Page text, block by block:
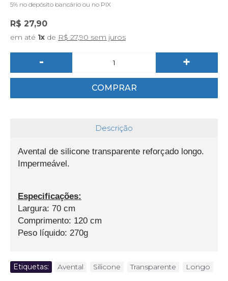
5% no depósito bancário ou no PIX
R$ 27,90
em até 1x de R$ 27,90 sem juros
- +
COMPRAR
Descrição
Avental de silicone transparente reforçado longo.
Impermeável.
Especificações:
Largura: 70 cm
Comprimento: 120 cm
Peso líquido: 270g
Etiquetas: Avental Silicone Transparente Longo